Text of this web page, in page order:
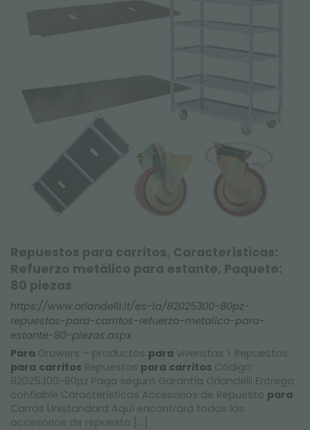
Repuestos para carritos, Características:
Refuerzo metálico para estante, Paquete:
80 piezas
https://www.orlandelli.it/es-la/82025300-80pz-
repuestos-para-carritos-refuerzo-metalico-para-
estante-80-piezas.aspx
Para Growers – productos para viveristas > Repuestos
para carritos Repuestos para carritos Código:
82025300-80pz Pago seguro Garantía Orlandelli Entrega
confiable Características Accesorios de Repuesto para
Carros Unistandard Aquí encontrará todos los
accesorios de repuesto [...]